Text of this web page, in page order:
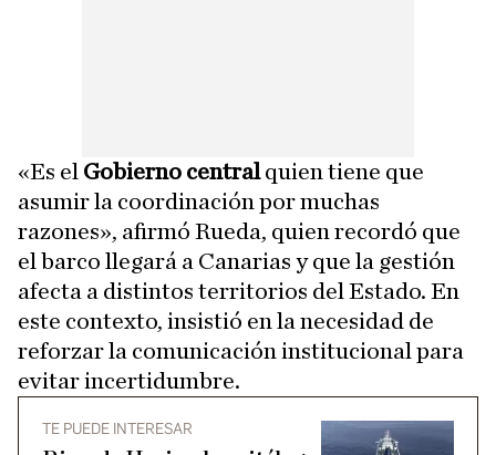
«Es el Gobierno centralquien tiene que
asumir la coordinación por muchas
razones», afirmó Rueda, quien recordó que
el barco llegará a Canarias y que la gestión
afecta a distintos territorios del Estado. En
este contexto, insistió en la necesidad de
reforzar la comunicación institucional para
evitar incertidumbre.
TE PUEDE INTERESAR